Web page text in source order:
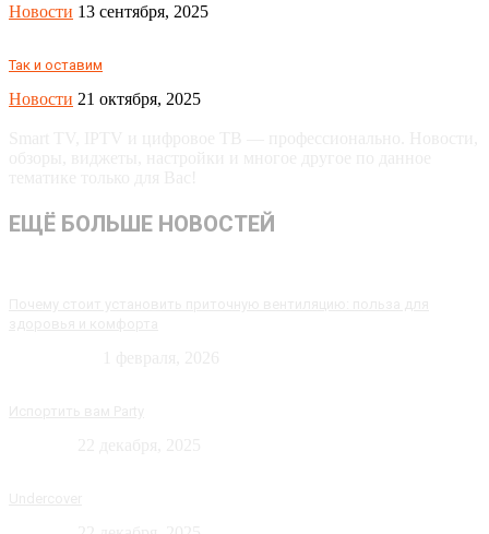
Новости 13 сентября, 2025
Так и оставим
Новости 21 октября, 2025
ЕЩЁ БОЛЬШЕ НОВОСТЕЙ